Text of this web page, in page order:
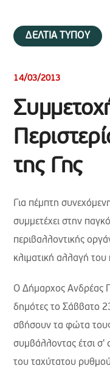
ΔΕΛΤΙΑ ΤΥΠΟΥ
14/03/2013
της Γης
Για πέμπτη
συμμετέχει στην
περιβαλλοντικής
κλιματική αλλαγή
Ο Δήμαρχος Ανδρέας
δημότες το Σάββατο
σβήσουν τα φώτα
συμβάλλοντας έτσι σ'
του ταχύτατου